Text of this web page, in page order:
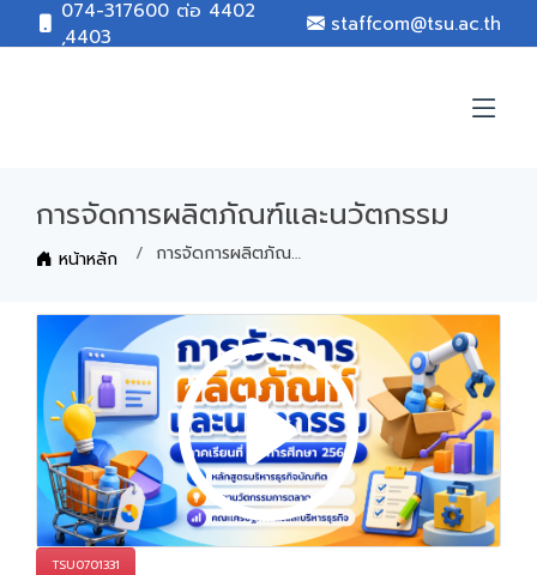
074-317600 ต่อ 4402
,4403
staffcom@tsu.ac.th
การจัดการผลิตภัณฑ์และนวัตกรรม
หน้าหลัก การจัดการผลิตภัณฑ์และนวัตกรรม
TSU0701331